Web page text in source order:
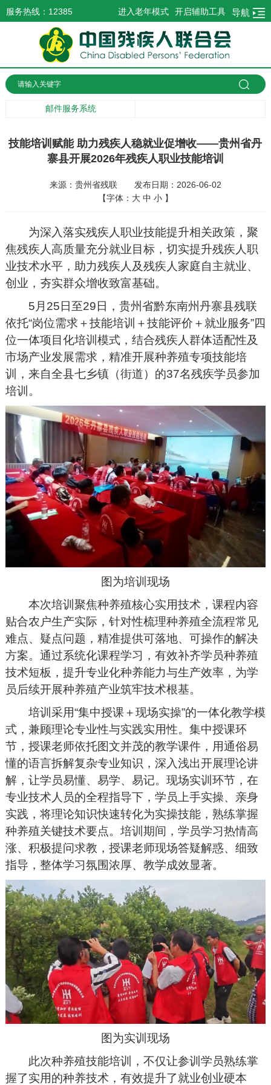
服务热线：12385 导航
开启辅助工具
进入老年模式
邮件服务系统
技能培训赋能 助力残疾人稳就业促增收——贵州省丹
寨县开展2026年残疾人职业技能培训
来源：贵州省残联
发布日期：2026-06-02
【字体： 大 中 小 】
为深入落实残疾人职业技能提升相关政策，聚
焦残疾人高质量充分就业目标，切实提升残疾人职
业技术水平，助力残疾人及残疾人家庭自主就业、
创业，夯实群众增收致富基础。
5月25日至29日， 贵州省黔东南州丹寨县残联
依托“岗位需求＋技能培训＋技能评价＋就业服务”四
位一体项目化培训模式，结合残疾人群体适配性及
市场产业发展需求，精准开展种养殖专项技能培
训，来自全县七乡镇（街道）的37名残疾学员参加
培训。
图为培训现场
本次培训聚焦种养殖核心实用技术，课程内容
贴合农户生产实际，针对性梳理种养殖全流程常见
难点、疑点问题，精准提供可落地、可操作的解决
方案。通过系统化课程学习，有效补齐学员种养殖
技术短板，提升专业化种养能力与生产效率，为学
员后续开展种养殖产业筑牢技术根基。
培训采用“集中授课＋现场实操”的一体化教学模
式，兼顾理论专业性与实践实用性。集中授课环
节，授课老师依托图文并茂的教学课件，用通俗易
懂的语言拆解复杂专业知识，深入浅出开展理论讲
解，让学员易懂、易学、易记。现场实训环节，在
专业技术人员的全程指导下，学员上手实操、亲身
实践，将理论知识快速转化为实操技能，熟练掌握
种养殖关键技术要点。培训期间，学员学习热情高
涨、积极提问求教，授课老师现场答疑解惑、细致
指导，整体学习氛围浓厚、教学成效显著。
图为实训现场
此次种养殖技能培训，不仅让参训学员熟练掌
握了实用的种养技术，有效提升了就业创业硬本